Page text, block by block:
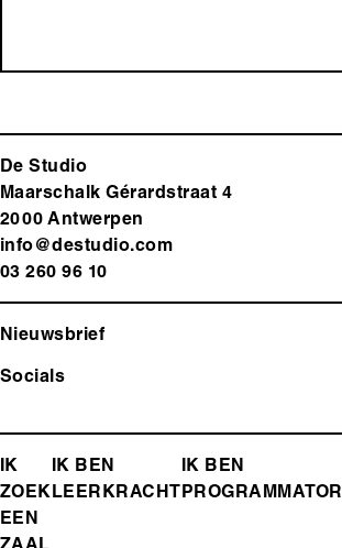
De Studio
Maarschalk Gérardstraat 4
2000 Antwerpen
info@destudio.com
03 260 96 10
Nieuwsbrief
Socials
FOOTER-
MENU
IK
ZOEK
EEN
IK BEN
LEERKRACHT
IK BEN
PROGRAMMATOR